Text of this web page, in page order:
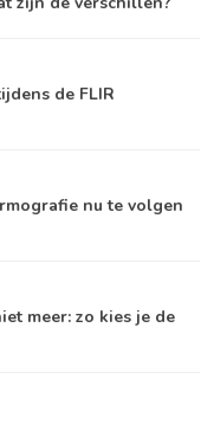
de FLIR
nu te volgen
meer: zo kies je de